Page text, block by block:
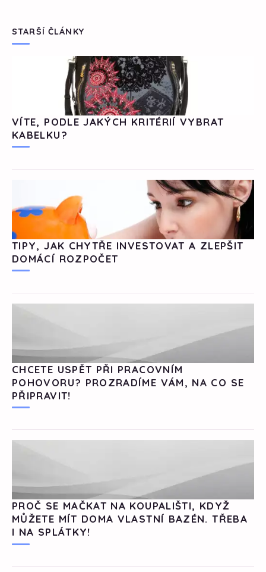
STARŠÍ ČLÁNKY
VÍTE, PODLE JAKÝCH KRITÉRIÍ VYBRAT
KABELKU?
TIPY, JAK CHYTŘE INVESTOVAT A ZLEPŠIT
DOMÁCÍ ROZPOČET
CHCETE USPĚT PŘI PRACOVNÍM
POHOVORU? PROZRADÍME VÁM, NA CO SE
PŘIPRAVIT!
PROČ SE MAČKAT NA KOUPALIŠTI, KDYŽ
MŮŽETE MÍT DOMA VLASTNÍ BAZÉN. TŘEBA
I NA SPLÁTKY!